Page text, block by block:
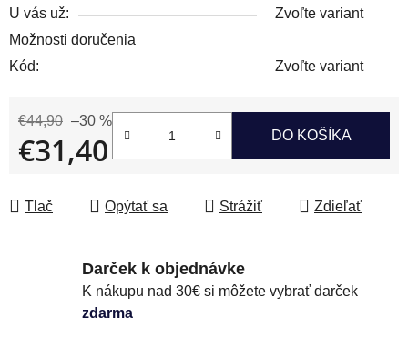
U vás už:
Zvoľte variant
Možnosti doručenia
Kód:
Zvoľte variant
€44,90 –30 %
€31,40 DO KOŠÍKA
Tlač Opýtať sa Strážiť Zdieľať
Darček k objednávke
K nákupu nad 30€ si môžete vybrať darček
zdarma